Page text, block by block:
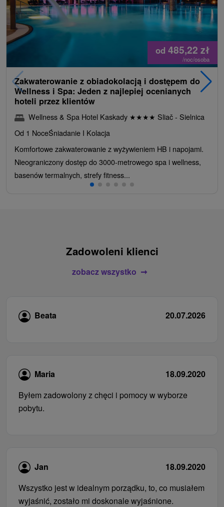
od 485,22 zł
/noc/osoba
Zakwaterowanie z obiadokolacją i dostępem do
Wellness i Spa: Jeden z najlepiej ocenianych
hoteli przez klientów
Wellness & Spa Hotel Kaskady ★★★★ Sliač - Sielnica
Od 1 NoceŚniadanie I Kolacja
Komfortowe zakwaterowanie z wyżywieniem HB i napojami.
Nieograniczony dostęp do 3000-metrowego spa i wellness,
basenów termalnych, strefy fitness...
Zadowoleni klienci
zobacz wszystko
Beata 20.07.2026
Maria
18.09.2020
Byłem zadowolony z chęci i pomocy w wyborze
pobytu.
Jan
18.09.2020
Wszystko jest w idealnym porządku, to, co musiałem
wyjaśnić, zostało mi doskonale wyjaśnione.